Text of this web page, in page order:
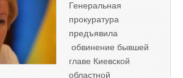
Генеральная
прокуратура
предъявила
обвинение бывшей
главе Киевской
областной